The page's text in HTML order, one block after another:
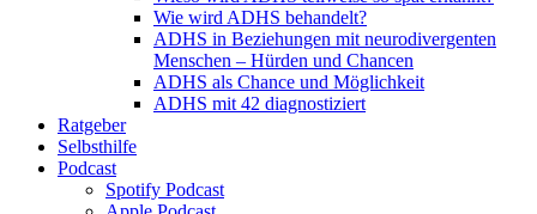
Wie wird ADHS behandelt?
ADHS in Beziehungen mit neurodivergenten
Menschen – Hürden und Chancen
ADHS als Chance und Möglichkeit
ADHS mit 42 diagnostiziert
Ratgeber
Selbsthilfe
Podcast
Spotify Podcast